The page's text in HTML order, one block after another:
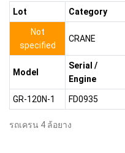
Lot Category
Not
specified
CRANE
Model
Serial /
Engine
GR-120N-1 FD0935
รถเครน 4 ล้อยาง